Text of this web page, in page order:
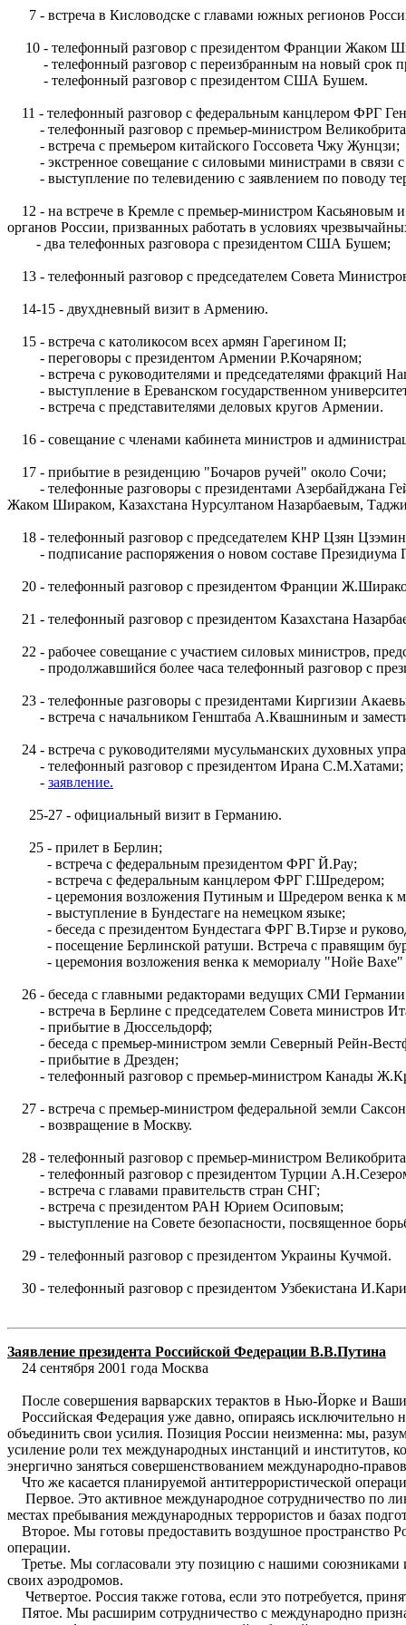
7 - встреча в Кисловодске с главами южных регионов
10 - телефонный разговор с президентом Франции Жаком
- телефонный разговор с переизбранным на новый срок
- телефонный разговор с президентом США Бушем.
11 - телефонный разговор с федеральным канцлером ФРГ
- телефонный разговор с премьер-министром
- встреча с премьером китайского Госсовета Чжу Жунцзи;
- экстренное совещание с силовыми министрами в связи
- выступление по телевидению с заявлением по поводу
12 - на встрече в Кремле с премьер-министром Касьяновым
органов России, призванных работать в условиях
- два телефонных разговора с президентом США Бушем;
13 - телефонный разговор с председателем Совета
14-15 - двухдневный визит в Армению.
15 - встреча с католикосом всех армян Гарегином II;
- переговоры с президентом Армении Р.Кочаряном;
- встреча с руководителями и председателями фракций
- выступление в Ереванском государственном
- встреча с представителями деловых кругов Армении.
16 - совещание с членами кабинета министров и
17 - прибытие в резиденцию "Бочаров ручей" около Сочи;
- телефонные разговоры с президентами Азербайджана
Жаком Шираком, Казахстана Нурсултаном Назарбаевым,
18 - телефонный разговор с председателем КНР Цзян
- подписание распоряжения о новом составе Президиума
20 - телефонный разговор с президентом Франции
21 - телефонный разговор с президентом Казахстана
22 - рабочее совещание с участием силовых министров,
- продолжавшийся более часа телефонный разговор с
23 - телефонные разговоры с президентами Киргизии
- встреча с начальником Генштаба А.Квашниным и
24 - встреча с руководителями мусульманских духовных
- телефонный разговор с президентом Ирана С.М.Хатами;
- заявление.
25-27 - официальный визит в Германию.
25 - прилет в Берлин;
- встреча с федеральным президентом ФРГ Й.Рау;
- встреча с федеральным канцлером ФРГ Г.Шредером;
- церемония возложения Путиным и Шредером венка к
- выступление в Бундестаге на немецком языке;
- беседа с президентом Бундестага ФРГ В.Тирзе и
- посещение Берлинской ратуши. Встреча с правящим
- церемония возложения венка к мемориалу "Нойе Вахе"
26 - беседа с главными редакторами ведущих СМИ
- встреча в Берлине с председателем Совета министров
- прибытие в Дюссельдорф;
- беседа с премьер-министром земли Северный Рейн-
- прибытие в Дрезден;
- телефонный разговор с премьер-министром Канады
27 - встреча с премьер-министром федеральной земли
- возвращение в Москву.
28 - телефонный разговор с премьер-министром
- телефонный разговор с президентом Турции
- встреча с главами правительств стран СНГ;
- встреча с президентом РАН Юрием Осиповым;
- выступление на Совете безопасности, посвященное
29 - телефонный разговор с президентом Украины Кучмой.
30 - телефонный разговор с президентом Узбекистана
Заявление президента Российской Федерации В.В.Путина
24 сентября 2001 года Москва
После совершения варварских терактов в Нью-Йорке и
Российская Федерация уже давно, опираясь исключительно
объединить свои усилия. Позиция России неизменна: мы,
усиление роли тех международных инстанций и институтов,
энергично заняться совершенствованием международно-
Что же касается планируемой антитеррористической
Первое. Это активное международное сотрудничество по
местах пребывания международных террористов и базах
Второе. Мы готовы предоставить воздушное пространство
операции.
Третье. Мы согласовали эту позицию с нашими союзниками
своих аэродромов.
Четвертое. Россия также готова, если это потребуется,
Пятое. Мы расширим сотрудничество с международно